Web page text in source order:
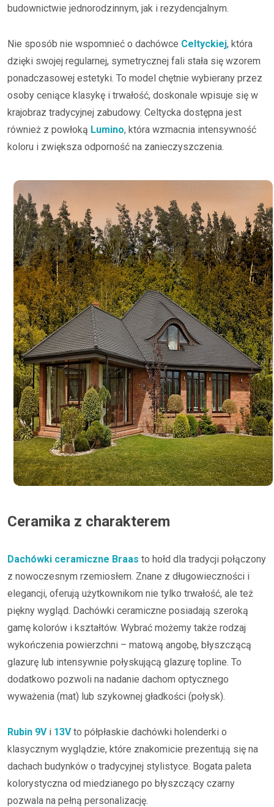
budownictwie jednorodzinnym, jak i rezydencjalnym.
Nie sposób nie wspomnieć o dachówce Celtyckiej, która
dzięki swojej regularnej, symetrycznej fali stała się wzorem
ponadczasowej estetyki. To model chętnie wybierany przez
osoby ceniące klasykę i trwałość, doskonale wpisuje się w
krajobraz tradycyjnej zabudowy. Celtycka dostępna jest
również z powłoką Lumino, która wzmacnia intensywność
koloru i zwiększa odporność na zanieczyszczenia.
Ceramika z charakterem
Dachówki ceramiczne Braas to hołd dla tradycji połączony
z nowoczesnym rzemiosłem. Znane z długowieczności i
elegancji, oferują użytkownikom nie tylko trwałość, ale też
piękny wygląd. Dachówki ceramiczne posiadają szeroką
gamę kolorów i kształtów. Wybrać możemy także rodzaj
wykończenia powierzchni – matową angobę, błyszczącą
glazurę lub intensywnie połyskującą glazurę topline. To
dodatkowo pozwoli na nadanie dachom optycznego
wyważenia (mat) lub szykownej gładkości (połysk).
Rubin 9Vi 13Vto półpłaskie dachówki holenderki o
klasycznym wyglądzie, które znakomicie prezentują się na
dachach budynków o tradycyjnej stylistyce. Bogata paleta
kolorystyczna od miedzianego po błyszczący czarny
pozwala na pełną personalizację.